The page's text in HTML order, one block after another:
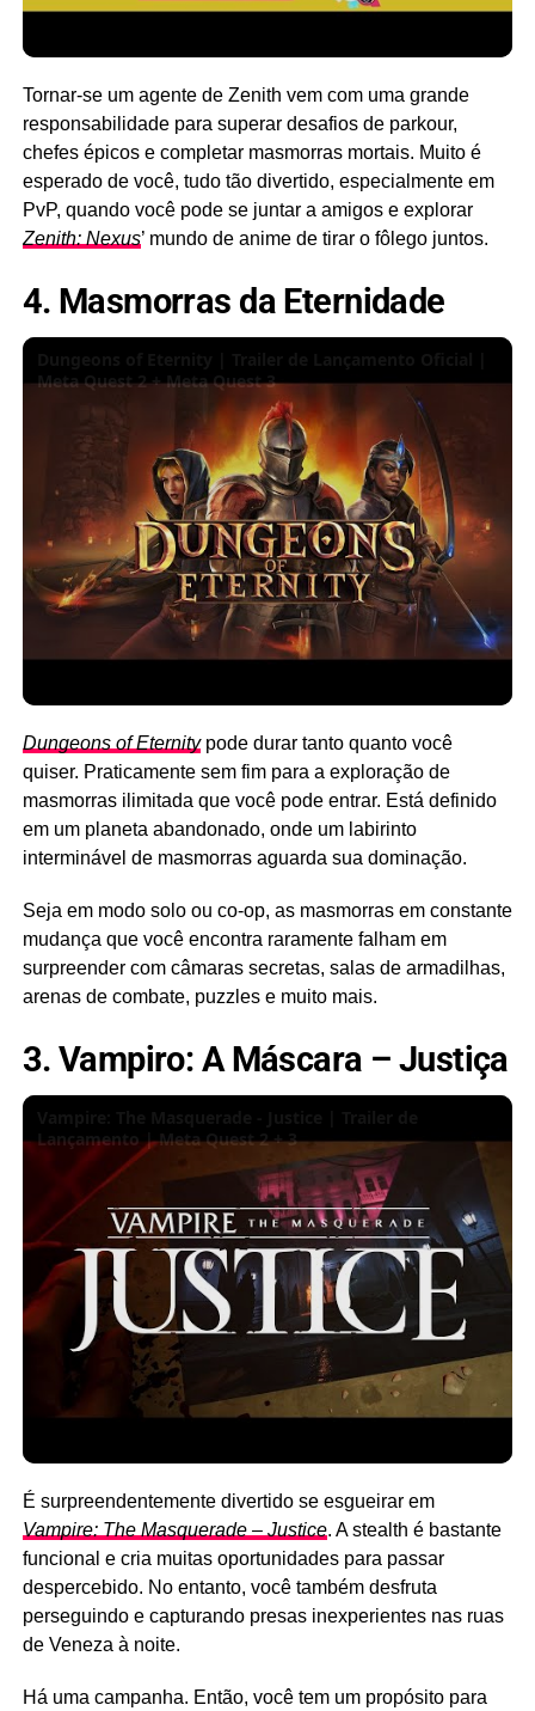
Tornar-se um agente de Zenith vem com uma grande
responsabilidade para superar desafios de parkour,
chefes épicos e completar masmorras mortais. Muito é
esperado de você, tudo tão divertido, especialmente em
PvP, quando você pode se juntar a amigos e explorar
Zenith: Nexus’ mundo de anime de tirar o fôlego juntos.
4. Masmorras da Eternidade
Meta Quest 2 + Meta Quest 3
Dungeons of Eternitypode durar tanto quanto você
quiser. Praticamente sem fim para a exploração de
masmorras ilimitada que você pode entrar. Está definido
em um planeta abandonado, onde um labirinto
interminável de masmorras aguarda sua dominação.
Seja em modo solo ou co-op, as masmorras em constante
mudança que você encontra raramente falham em
surpreender com câmaras secretas, salas de armadilhas,
arenas de combate, puzzles e muito mais.
3. Vampiro: A Máscara – Justiça
Lançamento | Meta Quest 2 + 3
É surpreendentemente divertido se esgueirar em
Vampire: The Masquerade – Justice. A stealth é bastante
funcional e cria muitas oportunidades para passar
despercebido. No entanto, você também desfruta
perseguindo e capturando presas inexperientes nas ruas
de Veneza à noite.
Há uma campanha. Então, você tem um propósito para